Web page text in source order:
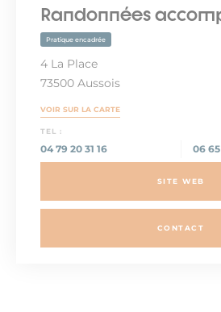
Randonnées
Pratique encadrée
4 La Place
73500 Aussois
VOIR SUR LA CARTE
TEL :
04 79 20 31 16 06
SITE WEB
CONTACT